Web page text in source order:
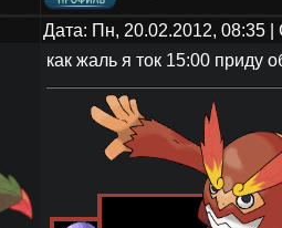
Дата: Пн, 20.02.2012, 08:35
как жаль я ток 15:00 приду